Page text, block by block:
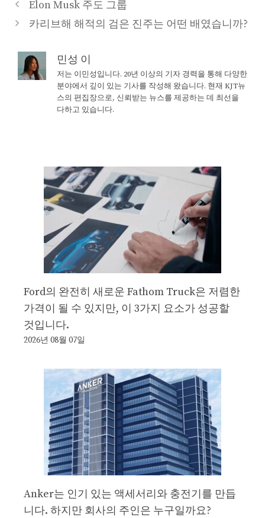
Elon Musk 주도 그룹
카리브해 해적의 검은 진주는 어떤 배였습니까?
민성 이
저는 이민성입니다. 20년 이상의 기자 경력을 통해 다양한
분야에서 깊이 있는 기사를 작성해 왔습니다. 현재 KJT뉴
스의 편집장으로, 신뢰받는 뉴스를 제공하는 데 최선을
다하고 있습니다.
Ford의 완전히 새로운 Fathom Truck은 저렴한
가격이 될 수 있지만, 이 3가지 요소가 성공할
것입니다.
2026년 08월 07일
Anker는 인기 있는 액세서리와 충전기를 만듭
니다. 하지만 회사의 주인은 누구일까요?